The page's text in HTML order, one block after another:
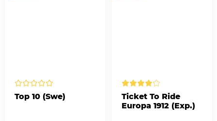
Top 10 (Swe)
Ticket To Ride
Europa 1912 (Exp.)